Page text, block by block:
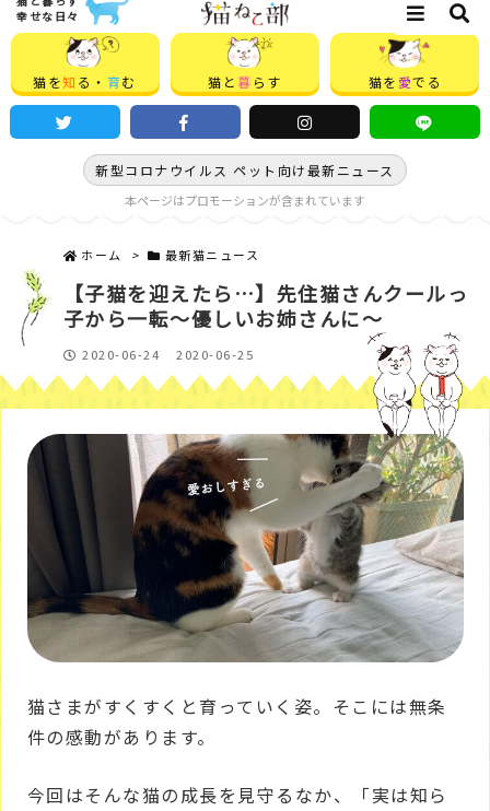
幸せな日々
猫を知 る・ 育む 猫と 暮 らす 猫を 愛でる
新型コロナウイルス ペット向け最新ニュース
本ページはプロモーションが含まれています
ホーム > 最新猫ニュース
【子猫を迎えたら…】先住猫さんクールっ
子から一転～優しいお姉さんに～
2020-06-24 2020-06-25
猫さまがすくすくと育っていく姿。そこには無条
件の感動があります。
今回はそんな猫の成長を見守るなか、「実は知ら